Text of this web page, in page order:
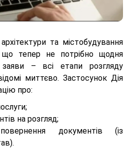
та містобудування
тепер не потрібно щодня
заяви – всі етапи розгляду
миттєво. Застосунок Дія
про:
на розгляд;
документів (із